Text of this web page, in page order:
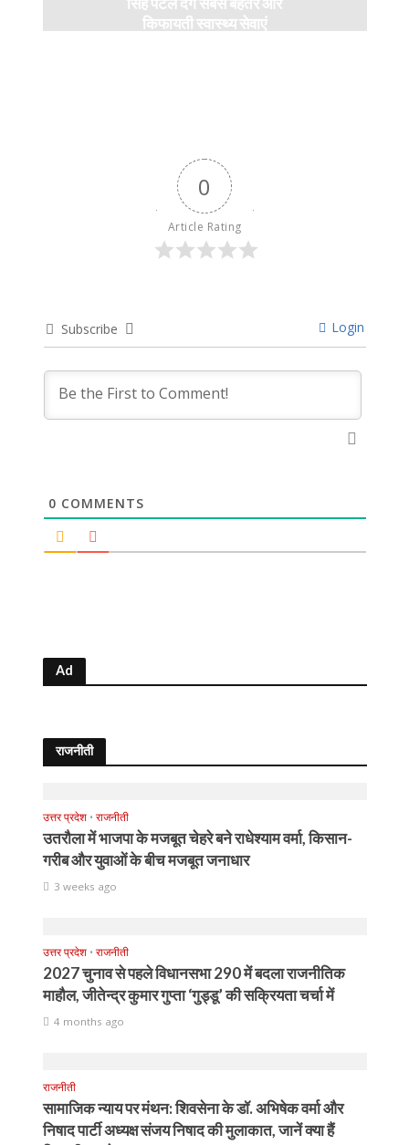
किफायती स्वास्थ्य सेवाएं
0
Article Rating
Subscribe Login
0 COMMENTS
Ad
राजनीती
उत्तर प्रदेश • राजनीती
उतरौला में भाजपा के मजबूत चेहरे बने राधेश्याम वर्मा, किसान-
गरीब और युवाओं के बीच मजबूत जनाधार
3 weeks ago
उत्तर प्रदेश • राजनीती
2027 चुनाव से पहले विधानसभा 290 में बदला राजनीतिक
माहौल, जीतेन्द्र कुमार गुप्ता ‘गुड्डू’ की सक्रियता चर्चा में
4 months ago
राजनीती
सामाजिक न्याय पर मंथन: शिवसेना के डॉ. अभिषेक वर्मा और
निषाद पार्टी अध्यक्ष संजय निषाद की मुलाकात, जानें क्या हैं